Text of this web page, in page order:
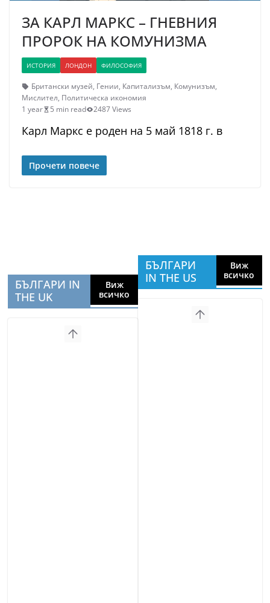
ЗА КАРЛ МАРКС – ГНЕВНИЯ
ПРОРОК НА КОМУНИЗМА
ИСТОРИЯ ЛОНДОН ФИЛОСОФИЯ
Британски музей, Гении, Капитализъм, Комунизъм,
Мислител, Политическа икономия
1 year
5 min read 2487 Views
Карл Маркс е роден на 5 май 1818 г. в
Прочети повече
БЪЛГАРИ IN
THE UK
Виж
всичко
БЪЛГАРИ
IN THE US
Виж
всичко